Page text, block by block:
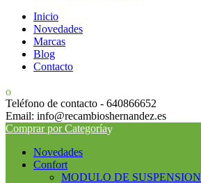
Inicio
Novedades
Marcas
Blog
Contacto
Teléfono de contacto - 640866652
Email: info@recambioshernandez.es
Comprar por Categoría
Novedades
Confort
MODULO DE SUSPENSION